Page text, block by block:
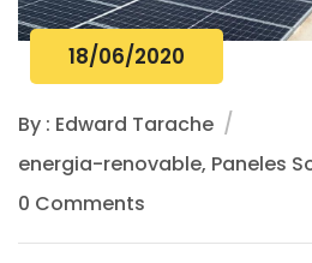
18/06/2020
By : Edward Tarache
energia-renovable, Paneles
0 Comments